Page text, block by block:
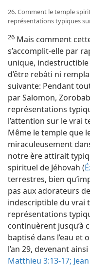
26. Comment le temple
représentations typiques
26 Mais comment
s’accomplit-​elle par
unique, indestructible
d’être rebâti ni
suivante: Pendant
par Salomon,
représentations
l’attention sur le vrai
Même le temple que
miraculeusement
notre ère attirait
spirituel de Jéhovah (
terrestres, bien
pas aux adorateurs
indescriptible du vrai
représentations
continuèrent jusqu’à
baptisé dans l’eau et
l’an 29, devenant
Matthieu 3:13-17;